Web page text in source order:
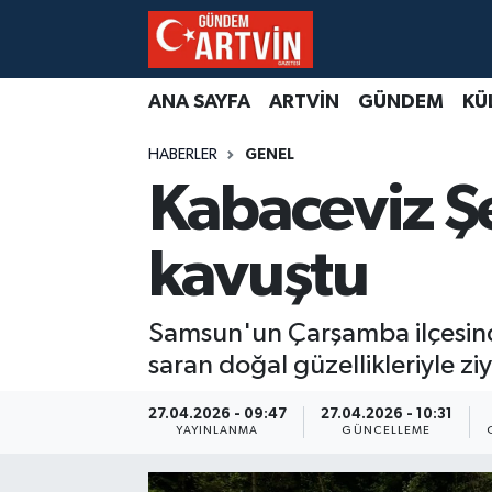
ANA SAYFA ARTVİN GÜNDEM
HABERLER GENEL
Kabaceviz
kavuştu
Samsun'un Çarşamba
saran doğal güzellikleriyle
27.04.2026 - 09:47
YAYINLANMA
27.04.2026 - 10:31
GÜNCELLEME